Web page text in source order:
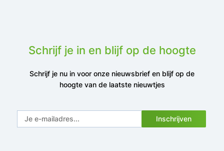
Schrijf je in en blijf op de hoogte
Schrijf je nu in voor onze nieuwsbrief en blijf op de
hoogte van de laatste nieuwtjes
Inschrijven